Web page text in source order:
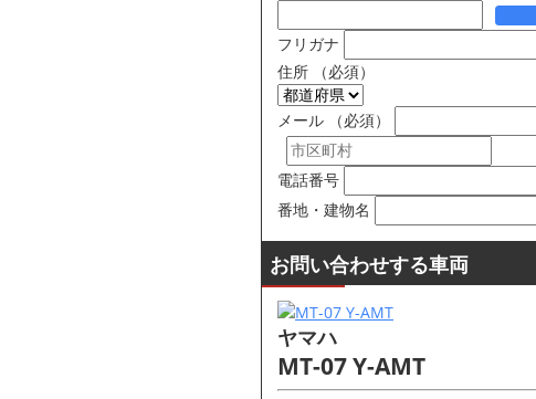
フリガナ
住所
（必須）
メール （必須）
電話番号
番地・建物名
お問い合わせする車両
ヤマハ
MT-07 Y-AMT